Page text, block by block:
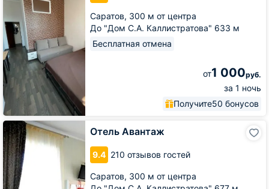
Саратов, 300 м от центра
До "Дом С.А. Каллистратова" 633 м
Бесплатная отмена
от1 000руб.
за 1 ночь
Получите50 бонусов
Отель Авантаж
9.4 210 отзывов гостей
Саратов, 300 м от центра
Отель
Авантаж